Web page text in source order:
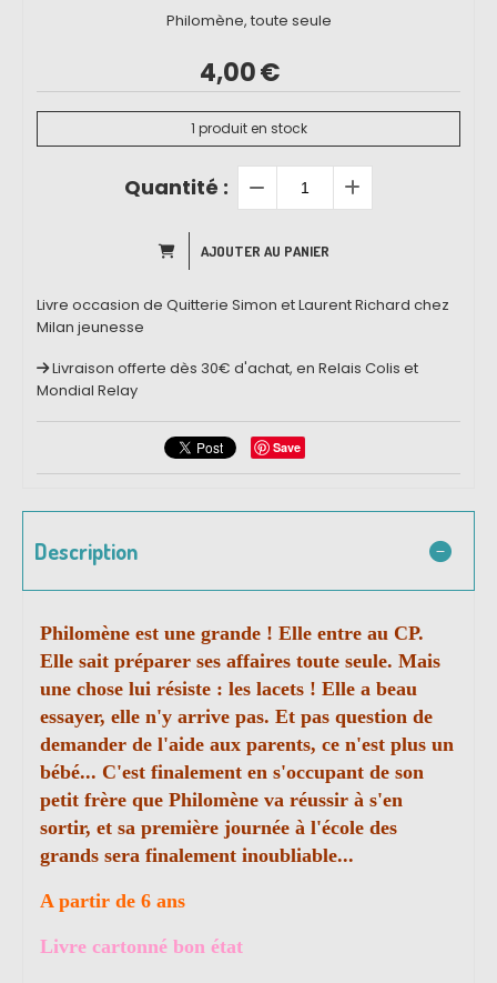
Philomène, toute seule
4,00€
1 produit en stock
Quantité :
AJOUTER AU PANIER
Livre occasion de Quitterie Simon et Laurent Richard chez
Milan jeunesse
Livraison offerte dès 30€ d'achat, en Relais Colis et
Mondial Relay
Save
Description
Philomène est une grande ! Elle entre au CP.
Elle sait préparer ses affaires toute seule. Mais
une chose lui résiste : les lacets ! Elle a beau
essayer, elle n'y arrive pas. Et pas question de
demander de l'aide aux parents, ce n'est plus un
bébé... C'est finalement en s'occupant de son
petit frère que Philomène va réussir à s'en
sortir, et sa première journée à l'école des
grands sera finalement inoubliable...
A partir de 6 ans
Livre cartonné bon état